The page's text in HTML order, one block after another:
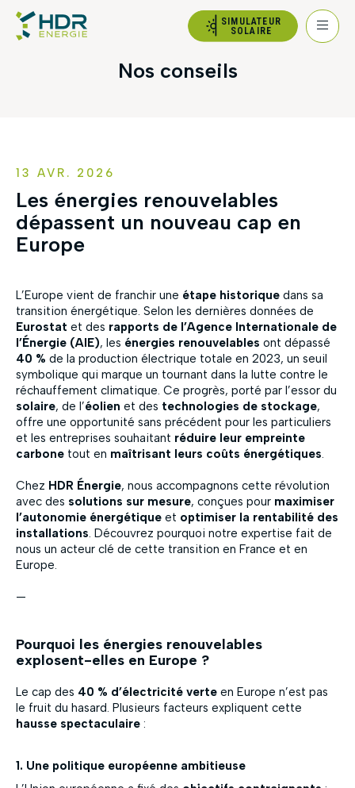
SIMULATEUR
SOLAIRE
Nos conseils
13 AVR. 2026
Les énergies renouvelables
dépassent un nouveau cap en
Europe
L’Europe vient de franchir une étape historique dans sa
transition énergétique. Selon les dernières données de
Eurostat et des rapports de l’Agence Internationale de
l’Énergie (AIE), les énergies renouvelables ont dépassé
40 % de la production électrique totale en 2023, un seuil
symbolique qui marque un tournant dans la lutte contre le
réchauffement climatique. Ce progrès, porté par l’essor du
solaire, de l’éolien et des technologies de stockage,
offre une opportunité sans précédent pour les particuliers
et les entreprises souhaitant réduire leur empreinte
carbone tout en maîtrisant leurs coûts énergétiques.
Chez HDR Énergie, nous accompagnons cette révolution
avec des solutions sur mesure, conçues pour maximiser
l’autonomie énergétique et optimiser la rentabilité des
installations. Découvrez pourquoi notre expertise fait de
nous un acteur clé de cette transition en France et en
Europe.
—
Pourquoi les énergies renouvelables
explosent-elles en Europe ?
Le cap des 40 % d’électricité verte en Europe n’est pas
le fruit du hasard. Plusieurs facteurs expliquent cette
hausse spectaculaire :
1. Une politique européenne ambitieuse